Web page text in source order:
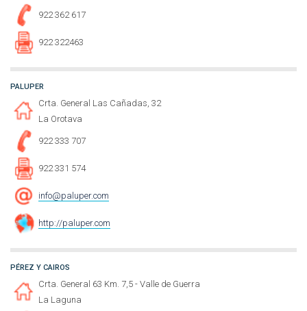
922 362 617
922 322463
PALUPER
Crta. General Las Cañadas, 32
La Orotava
922 333 707
922 331 574
info@paluper.com
http://paluper.com
PÉREZ Y CAIROS
Crta. General 63 Km. 7,5 - Valle de Guerra
La Laguna